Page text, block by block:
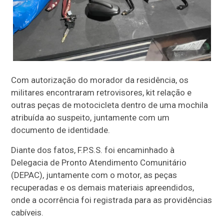
Com autorização do morador da residência, os
militares encontraram retrovisores, kit relação e
outras peças de motocicleta dentro de uma mochila
atribuída ao suspeito, juntamente com um
documento de identidade.
Diante dos fatos, F.P.S.S. foi encaminhado à
Delegacia de Pronto Atendimento Comunitário
(DEPAC), juntamente com o motor, as peças
recuperadas e os demais materiais apreendidos,
onde a ocorrência foi registrada para as providências
cabíveis.